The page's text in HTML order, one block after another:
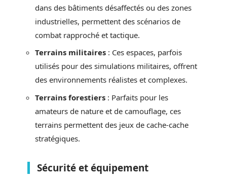
dans des bâtiments désaffectés ou des zones
industrielles, permettent des scénarios de
combat rapproché et tactique.
Terrains militaires : Ces espaces, parfois
utilisés pour des simulations militaires, offrent
des environnements réalistes et complexes.
Terrains forestiers : Parfaits pour les
amateurs de nature et de camouflage, ces
terrains permettent des jeux de cache-cache
stratégiques.
Sécurité et équipement